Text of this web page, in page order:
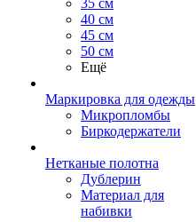
35 см
40 см
45 см
50 см
Ещё
Маркировка для одежды
Микропломбы
Биркодержатели
Нетканые полотна
Дублерин
Материал для
набивки